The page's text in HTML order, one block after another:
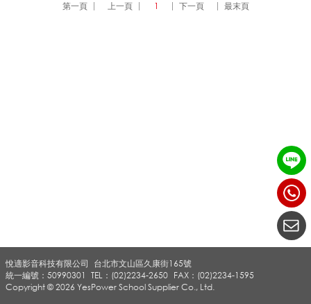
賃
第一頁 上一頁 1 下一頁 最末頁
悅適影音科技有限公司
TEL：(02)2234-2650 FAX：(02)2234-1595
台北市文山區久康街165號
統一編號：50990301
Copyright © 2026 YesPower School Supplier Co., Ltd.